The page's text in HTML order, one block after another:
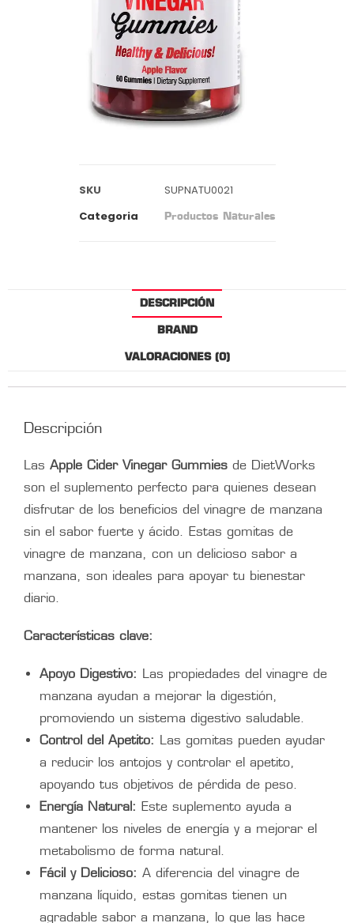
SKU
SUPNATU0021
Categoria
Productos Naturales
DESCRIPCIÓN
BRAND
VALORACIONES (0)
Descripción
Las Apple Cider Vinegar Gummies de DietWorks
son el suplemento perfecto para quienes desean
disfrutar de los beneficios del vinagre de manzana
sin el sabor fuerte y ácido. Estas gomitas de
vinagre de manzana, con un delicioso sabor a
manzana, son ideales para apoyar tu bienestar
diario.
Características clave:
Apoyo Digestivo: Las propiedades del vinagre de
manzana ayudan a mejorar la digestión,
promoviendo un sistema digestivo saludable.
Control del Apetito: Las gomitas pueden ayudar
a reducir los antojos y controlar el apetito,
apoyando tus objetivos de pérdida de peso.
Energía Natural: Este suplemento ayuda a
mantener los niveles de energía y a mejorar el
metabolismo de forma natural.
Fácil y Delicioso: A diferencia del vinagre de
manzana líquido, estas gomitas tienen un
agradable sabor a manzana, lo que las hace